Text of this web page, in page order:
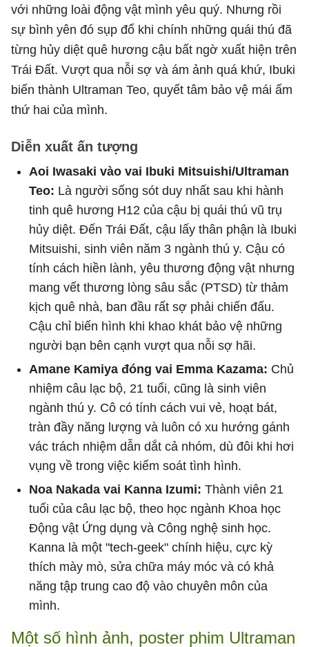
với những loài động vật mình yêu quý. Nhưng rồi
sự bình yên đó sụp đổ khi chính những quái thú đã
từng hủy diệt quê hương cậu bất ngờ xuất hiện trên
Trái Đất. Vượt qua nỗi sợ và ám ảnh quá khứ, Ibuki
biến thành Ultraman Teo, quyết tâm bảo vệ mái ấm
thứ hai của mình.
Diễn xuất ấn tượng
Aoi Iwasaki vào vai Ibuki Mitsuishi/Ultraman
Teo: Là người sống sót duy nhất sau khi hành
tinh quê hương H12 của cậu bị quái thú vũ trụ
hủy diệt. Đến Trái Đất, cậu lấy thân phận là Ibuki
Mitsuishi, sinh viên năm 3 ngành thú y. Cậu có
tính cách hiền lành, yêu thương động vật nhưng
mang vết thương lòng sâu sắc (PTSD) từ thảm
kịch quê nhà, ban đầu rất sợ phải chiến đấu.
Cậu chỉ biến hình khi khao khát bảo vệ những
người bạn bên cạnh vượt qua nỗi sợ hãi.
Amane Kamiya đóng vai Emma Kazama: Chủ
nhiệm câu lạc bộ, 21 tuổi, cũng là sinh viên
ngành thú y. Cô có tính cách vui vẻ, hoạt bát,
tràn đầy năng lượng và luôn có xu hướng gánh
vác trách nhiệm dẫn dắt cả nhóm, dù đôi khi hơi
vụng về trong việc kiểm soát tình hình.
Noa Nakada vai Kanna Izumi: Thành viên 21
tuổi của câu lạc bộ, theo học ngành Khoa học
Động vật Ứng dụng và Công nghệ sinh học.
Kanna là một "tech-geek" chính hiệu, cực kỳ
thích mày mò, sửa chữa máy móc và có khả
năng tập trung cao độ vào chuyên môn của
mình.
Một số hình ảnh, poster phim Ultraman